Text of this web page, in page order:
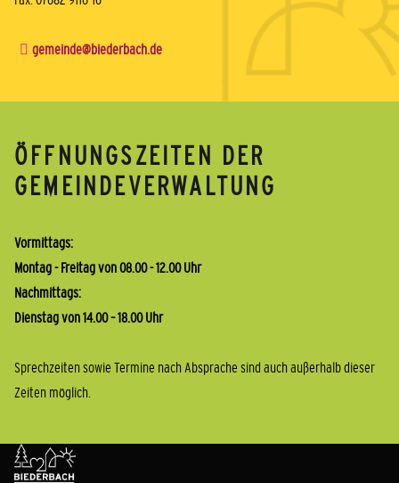
gemeinde@biederbach.de
ÖFFNUNGSZEITEN DER
GEMEINDEVERWALTUNG
Vormittags:
Montag - Freitag von 08.00 - 12.00 Uhr
Nachmittags:
Dienstag von 14.00 – 18.00 Uhr
Sprechzeiten sowie Termine nach Absprache sind auch außerhalb dieser
Zeiten möglich.